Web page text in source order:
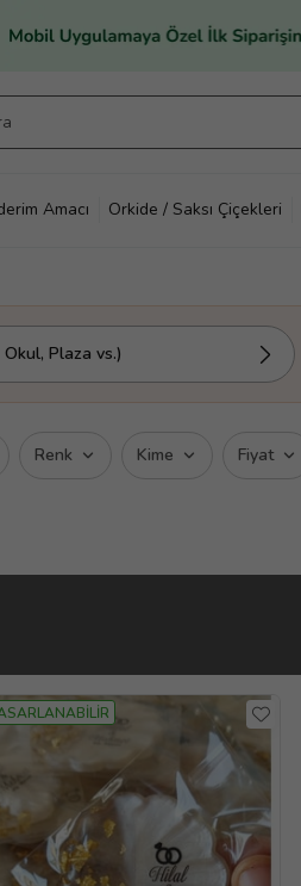
Amacı Orkide / Saksı Çiçekleri
Plaza vs.)
Renk Kime Fiyat